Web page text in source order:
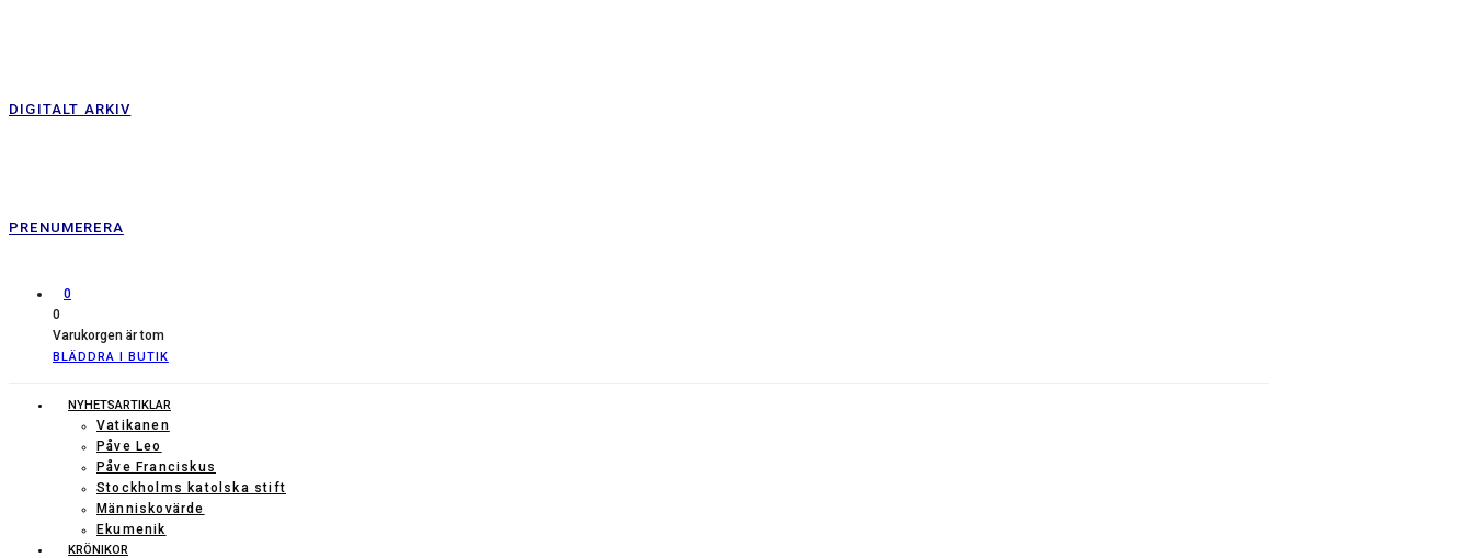
DIGITALT ARKIV
PRENUMERERA
0
0
Varukorgen är tom
BLÄDDRA I BUTIK
NYHETSARTIKLAR
Vatikanen
Påve Leo
Påve Franciskus
Stockholms katolska stift
Människovärde
Ekumenik
KRÖNIKOR